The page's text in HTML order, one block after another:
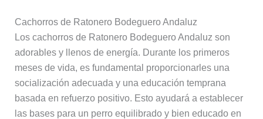
Cachorros de Ratonero Bodeguero Andaluz
Los cachorros de Ratonero Bodeguero Andaluz son
adorables y llenos de energía. Durante los primeros
meses de vida, es fundamental proporcionarles una
socialización adecuada y una educación temprana
basada en refuerzo positivo. Esto ayudará a establecer
las bases para un perro equilibrado y bien educado en